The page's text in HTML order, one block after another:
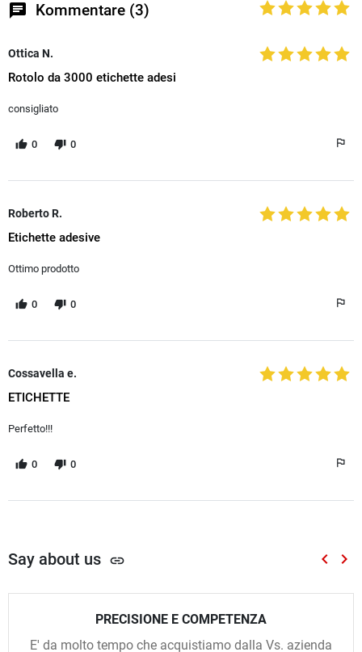
chat Kommentare (3)
Ottica N.
Rotolo da 3000 etichette adesi
consigliato
0 0
Roberto R.
Etichette adesive
Ottimo prodotto
0 0
Cossavella e.
ETICHETTE
Perfetto!!!
0 0
Say about us link Zurück
keyboard_arrow_left keyboard_arrow_right
PRECISIONE E COMPETENZA
E' da molto tempo che acquistiamo dalla Vs. azienda